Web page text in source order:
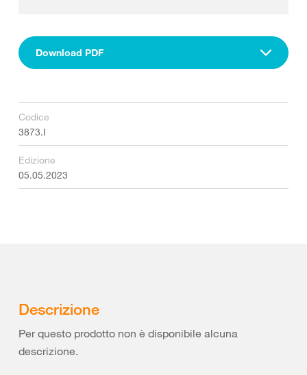
Download PDF
Codice
3873.I
Edizione
05.05.2023
Descrizione
Per questo prodotto non è disponibile alcuna
descrizione.